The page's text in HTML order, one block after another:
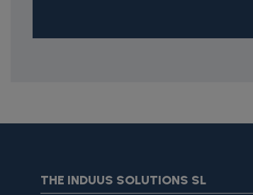
THE INDUUS SOLUTIONS SL
"review": { "@type": "Review", "author": {
es excelente, lo recomiendo totalmente." }